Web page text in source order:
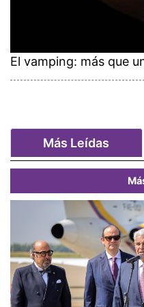
El vamping: más que
Más Leídas